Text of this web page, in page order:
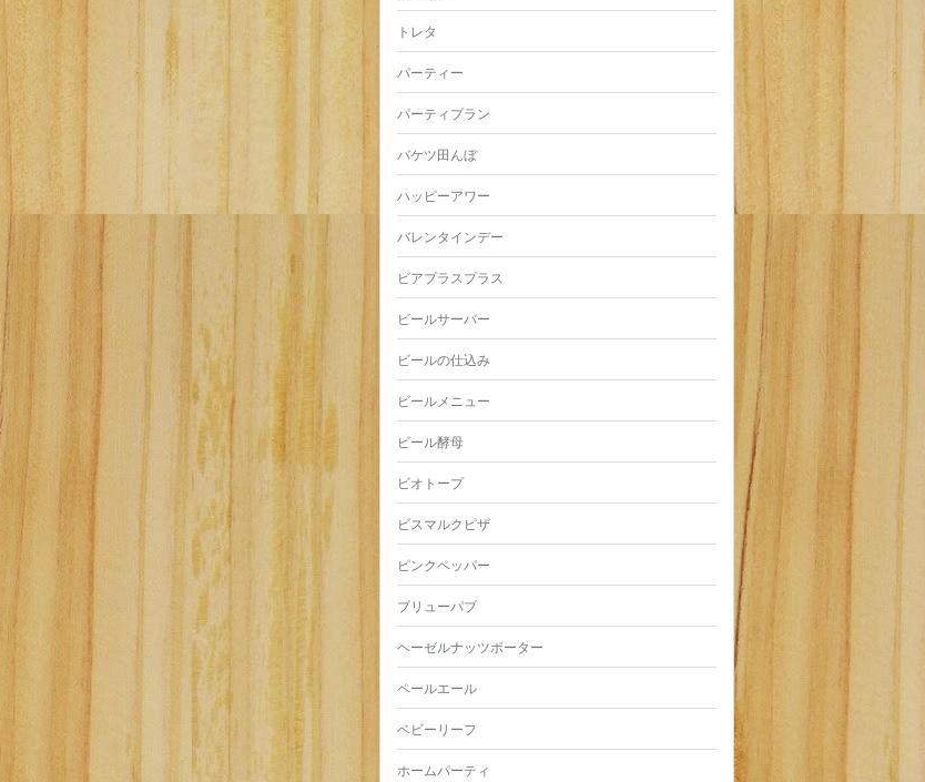
トレタ
パーティー
パーティプラン
バケツ田んぼ
ハッピーアワー
バレンタインデー
ビアプラスプラス
ビールサーバー
ビールの仕込み
ビールメニュー
ビール酵母
ビオトープ
ビスマルクピザ
ピンクペッパー
ブリューパブ
ヘーゼルナッツポーター
ペールエール
ベビーリーフ
ホームパーティ